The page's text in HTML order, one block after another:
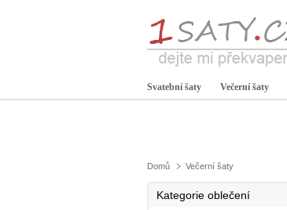
Svatební šaty Večerní šaty
Domů Večerní šaty
Kategorie oblečení